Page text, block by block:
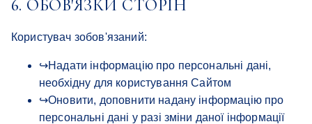
6. ОБОВ'ЯЗКИ СТОРІН
Користувач зобов'язаний:
↪Надати інформацію про персональні дані,
необхідну для користування Сайтом
↪Оновити, доповнити надану інформацію про
персональні дані у разі зміни даної інформації